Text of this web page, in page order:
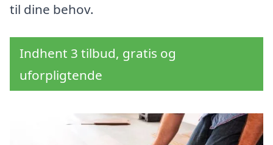
til dine behov.
Indhent 3 tilbud, gratis og
uforpligtende